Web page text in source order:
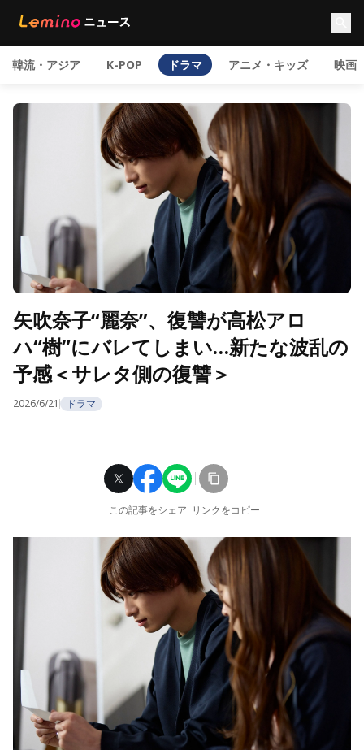
韓流・アジア K-POP ドラマ アニメ・キッズ 映画
矢吹奈子“麗奈”、復讐が高松アロ
ハ“樹”にバレてしまい…新たな波乱の
予感＜サレタ側の復讐＞
2026/6/21 ドラマ
この記事をシェア リンクをコピー